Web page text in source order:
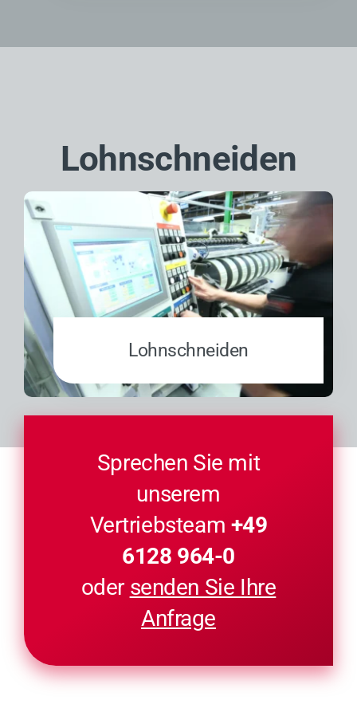
Lohnschneiden
Lohn­schnei­den
Sprechen Sie mit
unserem
Vertriebsteam +49
6128 964-0
oder senden Sie Ihre
Anfrage